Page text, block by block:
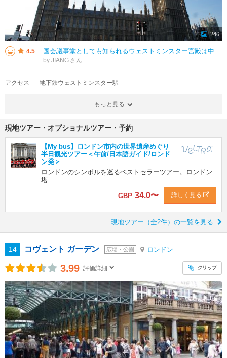
246
4.5
by JIANG
アクセス 地下鉄ウェストミンスター駅
もっと見る
現地ツアー・オプショナルツアー・予約
【My bus】ロンドン市内の世界遺産めぐり
半日観光ツアー＜午前/日本語ガイド/ロンド
ン発＞
ロンドンのシンボルを巡るベストセラーツアー。ロンドン
塔...
GBP 34.0〜 詳しく見る
現地ツアー（全2件）の一覧を見る
14 コヴェント ガーデン 広場・公園 ロンドン
3.99 評価詳細 クリップ